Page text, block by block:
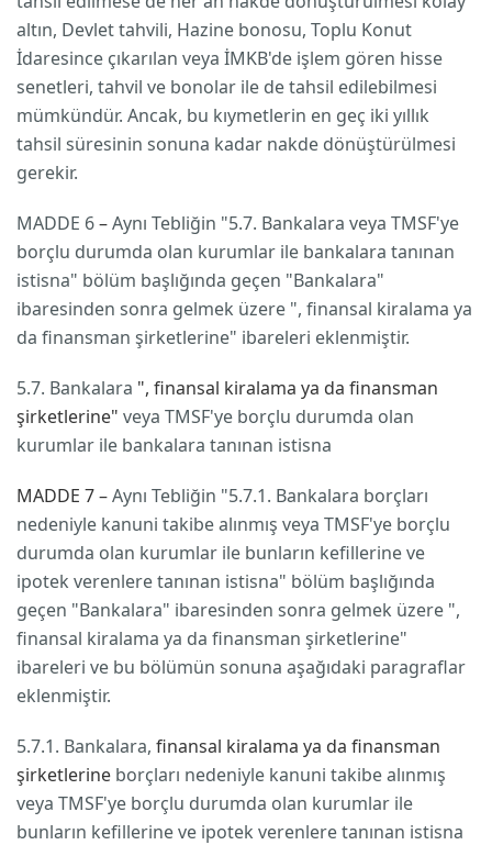
altın, Devlet tahvili, Hazine bonosu, Toplu Konut
İdaresince çıkarılan veya İMKB'de işlem gören hisse
senetleri, tahvil ve bonolar ile de tahsil edilebilmesi
mümkündür. Ancak, bu kıymetlerin en geç iki yıllık
tahsil süresinin sonuna kadar nakde dönüştürülmesi
gerekir.
MADDE 6–Aynı Tebliğin "5.7. Bankalara veya TMSF'ye
borçlu durumda olan kurumlar ile bankalara tanınan
istisna" bölüm başlığında geçen "Bankalara"
ibaresinden sonra gelmek üzere ", finansal kiralama ya
da finansman şirketlerine" ibareleri eklenmiştir.
5.7. Bankalara ", finansal kiralama ya da finansman
şirketlerine" veya TMSF'ye borçlu durumda olan
kurumlar ile bankalara tanınan istisna
MADDE 7 –Aynı Tebliğin "5.7.1. Bankalara borçları
nedeniyle kanuni takibe alınmış veya TMSF'ye borçlu
durumda olan kurumlar ile bunların kefillerine ve
ipotek verenlere tanınan istisna" bölüm başlığında
geçen "Bankalara" ibaresinden sonra gelmek üzere ",
finansal kiralama ya da finansman şirketlerine"
ibareleri ve bu bölümün sonuna aşağıdaki paragraflar
eklenmiştir.
5.7.1. Bankalara, finansal kiralama ya da finansman
şirketlerine borçları nedeniyle kanuni takibe alınmış
veya TMSF'ye borçlu durumda olan kurumlar ile
bunların kefillerine ve ipotek verenlere tanınan istisna